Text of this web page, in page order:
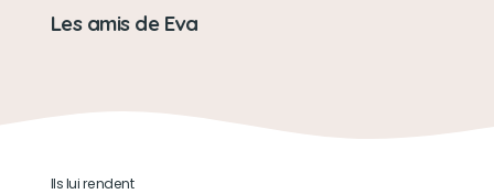
avec les autres chiens.
Sa peluche chien rose ou son petit ballon vert
Son loisir préféré
Les amis de Eva
Ils lui rendent